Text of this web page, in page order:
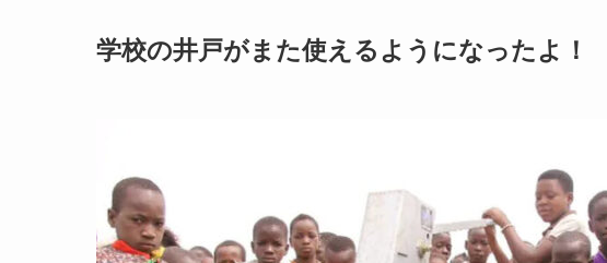
学校の井戸がまた使えるようになったよ！